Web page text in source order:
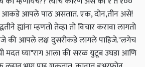
आकडे आपले पाठ असतात. एक, दोन,तीन असे!
ह्यांना म्हणतो तेव्हा तो विचार करावा लागतो
की आपले लक्ष दुसरीकडे लागले पाहिजे."लगेच
मदत घ्या"राग आला की सरळ युटूब उघडा आणि